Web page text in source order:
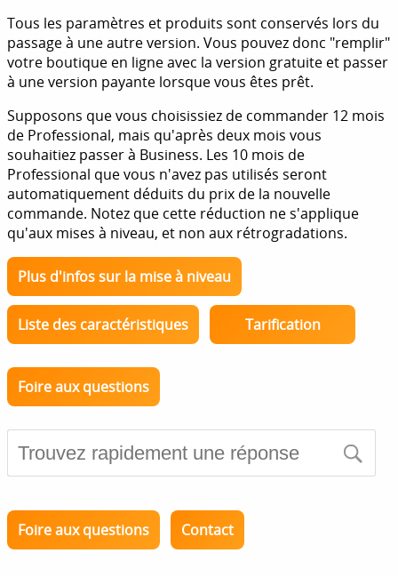
Tous les paramètres et produits sont conservés lors du
passage à une autre version. Vous pouvez donc "remplir"
votre boutique en ligne avec la version gratuite et passer
à une version payante lorsque vous êtes prêt.
Supposons que vous choisissiez de commander 12 mois
de Professional, mais qu'après deux mois vous
souhaitiez passer à Business. Les 10 mois de
Professional que vous n'avez pas utilisés seront
automatiquement déduits du prix de la nouvelle
commande. Notez que cette réduction ne s'applique
qu'aux mises à niveau, et non aux rétrogradations.
Plus d'infos sur la mise à niveau
Liste des caractéristiques Tarification
Foire aux questions
Foire aux questions Contact